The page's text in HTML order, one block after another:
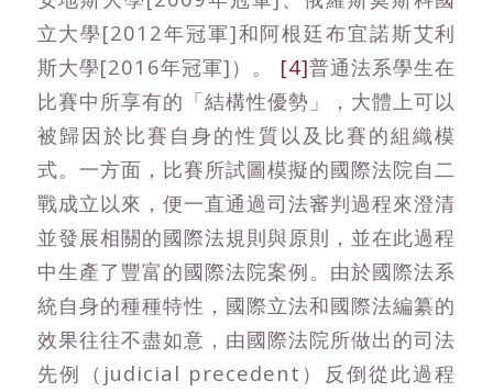
立大學[2012年冠軍]和阿根廷布宜諾斯艾利
斯大學[2016年冠軍]）。 [4]普通法系學生在
比賽中所享有的「結構性優勢」，大體上可以
被歸因於比賽自身的性質以及比賽的組織模
式。一方面，比賽所試圖模擬的國際法院自二
戰成立以來，便一直通過司法審判過程來澄清
並發展相關的國際法規則與原則，並在此過程
中生產了豐富的國際法院案例。由於國際法系
統自身的種種特性，國際立法和國際法編纂的
效果往往不盡如意，由國際法院所做出的司法
先例（judicial precedent）反倒從此過程